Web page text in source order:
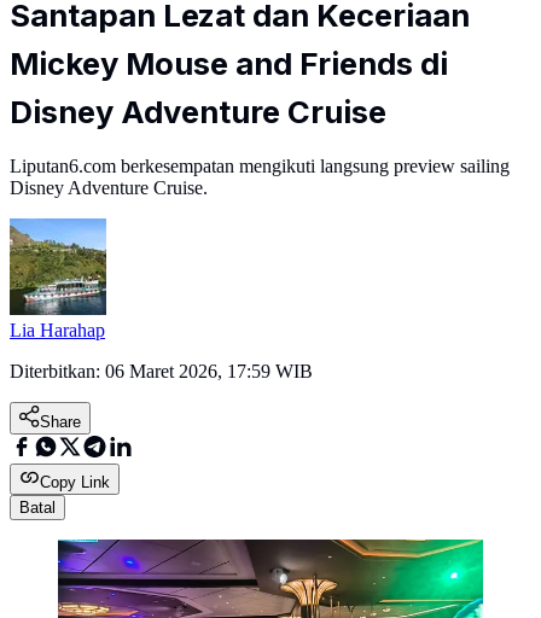
Santapan Lezat dan Keceriaan
Mickey Mouse and Friends di
Disney Adventure Cruise
Liputan6.com berkesempatan mengikuti langsung preview sailing
Disney Adventure Cruise.
Lia Harahap
Diterbitkan: 06 Maret 2026, 17:59 WIB
Share
Copy Link
Batal